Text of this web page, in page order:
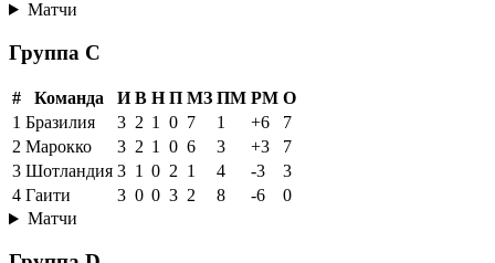
Матчи
Группа C
# Команда И В Н П МЗ ПМ РМ О
1 Бразилия 3 2 1 0 7 1 +6
7
2 Марокко 3 2 1 0 6 3 +3
7
3 Шотландия 3 1 0 2 1 4 -3
3
4 Гаити 3 0 0 3 2 8 -6
0
Матчи